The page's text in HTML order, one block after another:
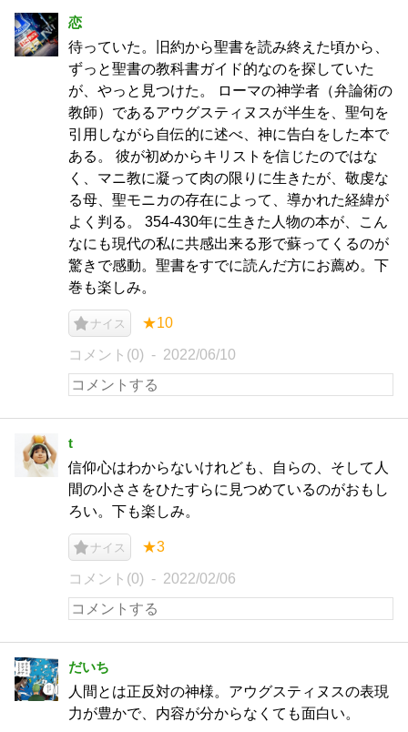
恋
待っていた。旧約から聖書を読み終えた頃から、
ずっと聖書の教科書ガイド的なのを探していた
が、やっと見つけた。 ローマの神学者（弁論術の
教師）であるアウグスティヌスが半生を、聖句を
引用しながら自伝的に述べ、神に告白をした本で
ある。 彼が初めからキリストを信じたのではな
く、マニ教に凝って肉の限りに生きたが、敬虔な
る母、聖モニカの存在によって、導かれた経緯が
よく判る。 354-430年に生きた人物の本が、こん
なにも現代の私に共感出来る形で蘇ってくるのが
驚きで感動。聖書をすでに読んだ方にお薦め。下
巻も楽しみ。
ナイス ★10
コメント(0) 2022/06/10
t
信仰心はわからないけれども、自らの、そして人
間の小ささをひたすらに見つめているのがおもし
ろい。下も楽しみ。
ナイス ★3
コメント(0) 2022/02/06
だいち
人間とは正反対の神様。アウグスティヌスの表現
力が豊かで、内容が分からなくても面白い。